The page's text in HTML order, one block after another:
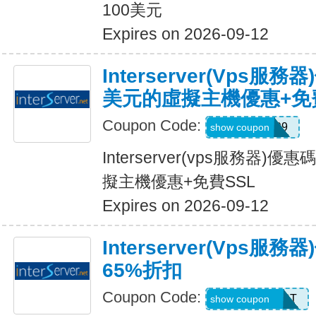
100美元
Expires on 2026-09-12
Interserver(vps服務器
美元的虛擬主機優惠+
Coupon Code: LOVELY99
show coupon
Interserver(vps服務器)優惠
擬主機優惠+免費SSL
Expires on 2026-09-12
Interserver(vps服務器
65%折扣
Coupon Code: SERVERHOST
show coupon